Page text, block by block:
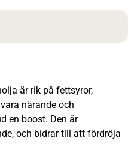
är rik på fettsyror,
närande och
en boost. Den är
och bidrar till att fördröja